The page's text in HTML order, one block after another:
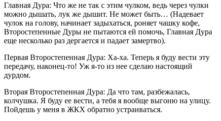
Главная Дура: Что же не так с этим чулком, ведь через чулки
можно дышать, лук же дышит. Не может быть… (Надевает
чулок на голову, начинает задыхаться, роняет чашку кофе,
Второстепенные Дуры не пытаются ей помочь, Главная Дура
еще несколько раз дергается и падает замертво).
Первая Второстепенная Дура: Ха-ха. Теперь я буду вести эту
передачу, наконец-то! Уж я-то из нее сделаю настоящий
дурдом.
Вторая Второстепенная Дура: Да что там, разбежалась,
колчушка. Я буду ее вести, а тебя я вообще выгоню на улицу.
Пойдешь у меня в ЖКХ обратно устраиваться.